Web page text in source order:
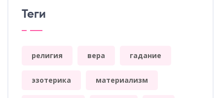
Теги
религия вера гадание
эзотерика материализм